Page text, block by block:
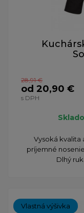
28,91 €
od 20,90 €
s DPH
Vysoká kvalita
príjemné
Dlhý
Vlastná výšivka